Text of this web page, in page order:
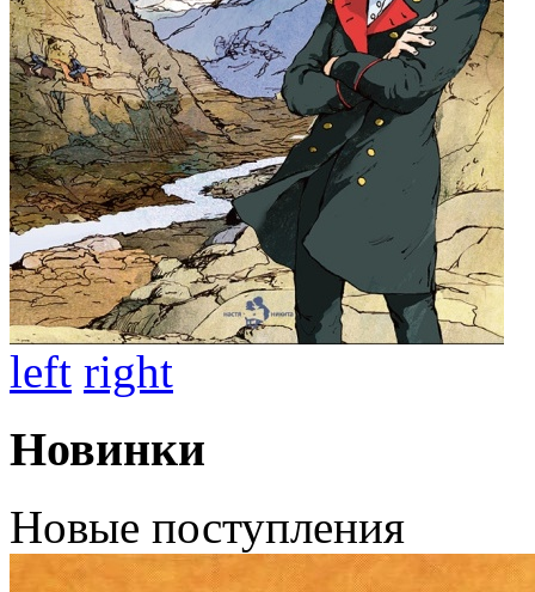
left right
Новинки
Новые поступления